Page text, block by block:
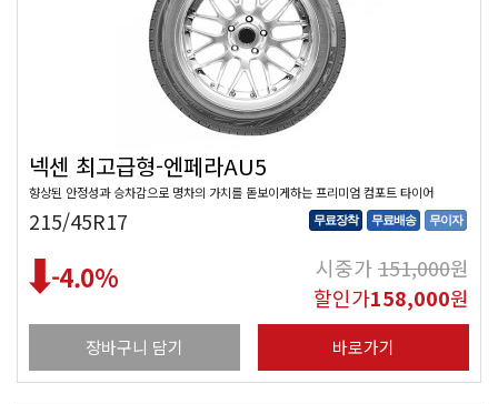
넥센 최고급형-엔페라AU5
향상된 안정성과 승차감으로 명차의 가치를 돋보이게하는 프리미엄 컴포트 타이어
215/45R17 무료장착 무료배송 무이자
-4.0% 시중가151,000원
할인가158,000원
장바구니 담기 바로가기